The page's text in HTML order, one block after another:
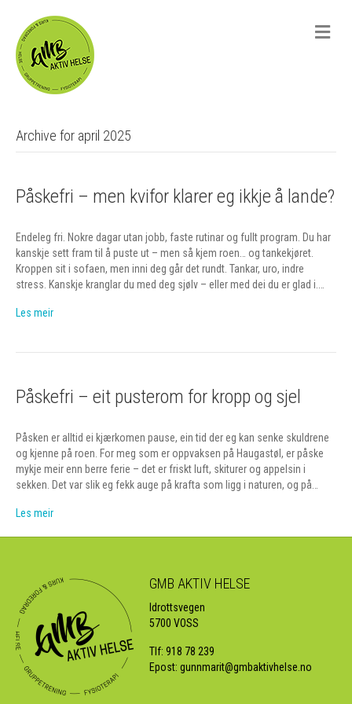
M
e
Archive for april 2025
Påskefri – men kvifor klarer eg ikkje å lande?
Endeleg fri. Nokre dagar utan jobb, faste rutinar og fullt program. Du har
kanskje sett fram til å puste ut – men så kjem roen… og tankekjøret.
Kroppen sit i sofaen, men inni deg går det rundt. Tankar, uro, indre
stress. Kanskje kranglar du med deg sjølv – eller med dei du er glad i.…
Les meir
Påskefri – eit pusterom for kropp og sjel
Påsken er alltid ei kjærkomen pause, ein tid der eg kan senke skuldrene
og kjenne på roen. For meg som er oppvaksen på Haugastøl, er påske
mykje meir enn berre ferie – det er friskt luft, skiturer og appelsin i
sekken. Det var slik eg fekk auge på krafta som ligg i naturen, og på…
Les meir
GMB AKTIV HELSE
Idrottsvegen
5700 VOSS
Tlf: 918 78 239
Epost: gunnmarit@gmbaktivhelse.no